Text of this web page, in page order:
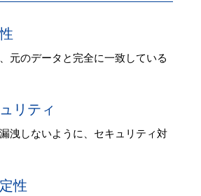
元のデータと完全に一致している
リティ
洩しないように、セキュリティ対
性